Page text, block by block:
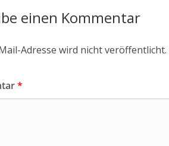
einen Kommentar
Adresse wird nicht veröffentlicht.
*